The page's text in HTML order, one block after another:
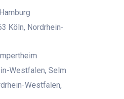
Köln, Nordrhein-
Westfalen, Selm
Westfalen,